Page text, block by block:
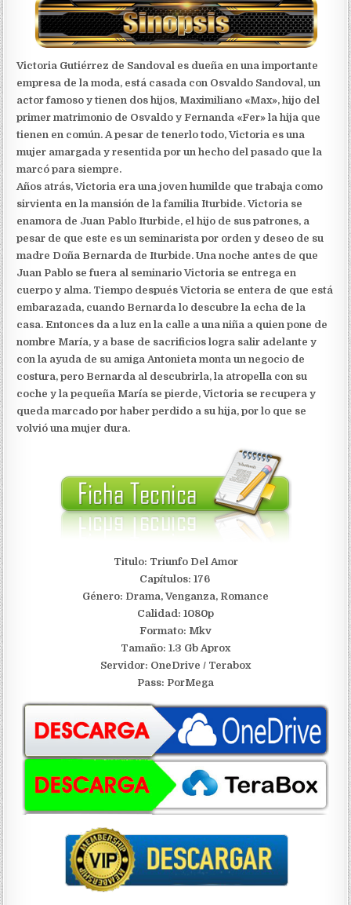
Victoria Gutiérrez de Sandoval es dueña en una importante
empresa de la moda, está casada con Osvaldo Sandoval, un
actor famoso y tienen dos hijos, Maximiliano «Max», hijo del
primer matrimonio de Osvaldo y Fernanda «Fer» la hija que
tienen en común. A pesar de tenerlo todo, Victoria es una
mujer amargada y resentida por un hecho del pasado que la
marcó para siempre.
Años atrás, Victoria era una joven humilde que trabaja como
sirvienta en la mansión de la familia Iturbide. Victoria se
enamora de Juan Pablo Iturbide, el hijo de sus patrones, a
pesar de que este es un seminarista por orden y deseo de su
madre Doña Bernarda de Iturbide. Una noche antes de que
Juan Pablo se fuera al seminario Victoria se entrega en
cuerpo y alma. Tiempo después Victoria se entera de que está
embarazada, cuando Bernarda lo descubre la echa de la
casa. Entonces da a luz en la calle a una niña a quien pone de
nombre María, y a base de sacrificios logra salir adelante y
con la ayuda de su amiga Antonieta monta un negocio de
costura, pero Bernarda al descubrirla, la atropella con su
coche y la pequeña María se pierde, Victoria se recupera y
queda marcado por haber perdido a su hija, por lo que se
volvió una mujer dura.
Titulo: Triunfo Del Amor
Capítulos: 176
Género: Drama, Venganza, Romance
Calidad: 1080p
Formato: Mkv
Tamaño: 1.3 Gb Aprox
Servidor: OneDrive / Terabox
Pass: PorMega